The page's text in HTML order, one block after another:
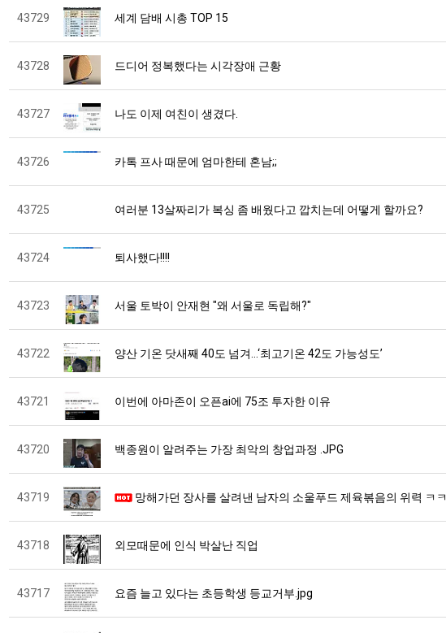
43729 세계 담배 시총 TOP 15
43728 드디어 정복했다는 시각장애 근황
43727 나도 이제 여친이 생겼다.
43726 카톡 프사 때문에 엄마한테 혼남;;
43725 여러분 13살짜리가 복싱 좀 배웠다고 깝치는데 어떻게 할까요?
43724 퇴사했다!!!!
43723 서울 토박이 안재현 "왜 서울로 독립해?"
43722 양산 기온 닷새째 40도 넘겨…‘최고기온 42도 가능성도’
43721 이번에 아마존이 오픈ai에 75조 투자한 이유
43720 백종원이 알려주는 가장 최악의 창업과정 .JPG
43719 망해가던 장사를 살려낸 남자의 소울푸드 제육볶음의 위력 ㅋㅋ
43718 외모때문에 인식 박살난 직업
43717 요즘 늘고 있다는 초등학생 등교거부.jpg